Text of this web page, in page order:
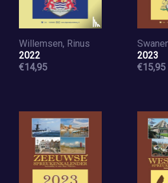
Willemsen, Rinus
2022
€14,95
2023
€15,95